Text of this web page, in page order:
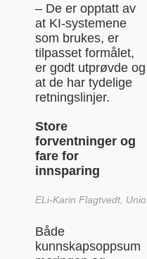
– De er opptatt av
at KI-systemene
som brukes, er
tilpasset formålet,
er godt utprøvde og
at de har tydelige
retningslinjer.
Store
forventninger og
fare for
innsparing
ELi-Karin Flagtvedt, Unio
Både
kunnskapsoppsum